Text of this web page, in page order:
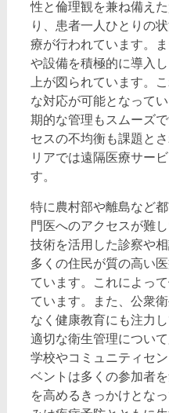
性と倫理観を兼ね備え
り、患者一人ひとりの
療が行われています。
や設備を積極的に導入
上が図られています。
な対応が可能となって
期的な管理もスムーズ
セスの不均衡も課題と
リアでは遠隔医療サー
す。
特に農村部や離島など
門医へのアクセスが難
技術を活用した診察や
多くの住民が質の高い
ています。これによっ
ています。また、公衆
なく健康教育にも注力
適切な衛生管理につい
学校やコミュニティセ
ベントは多くの参加者
を高めるきっかけとな